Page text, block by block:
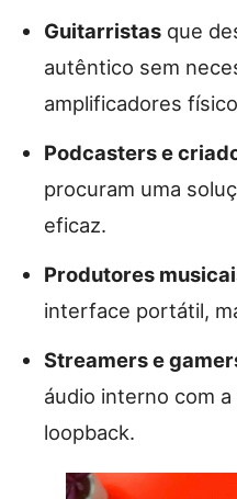
Guitarristas que
autêntico sem
amplificadores
Podcasters e
procuram uma
eficaz.
Produtores
interface portátil,
Streamers e
áudio interno com
loopback.